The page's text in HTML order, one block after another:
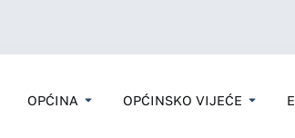
OPĆINA OPĆINSKO VIJEĆE